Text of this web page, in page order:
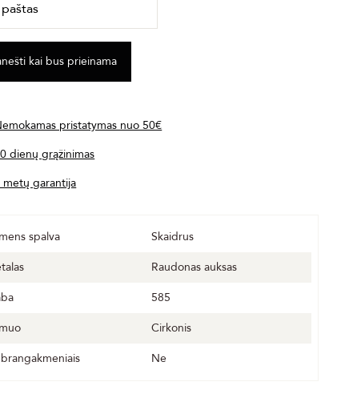
pristatymas nuo 50€
dienų grąžinimas
metų garantija
spalva
Skaidrus
Raudonas auksas
585
Cirkonis
Ne